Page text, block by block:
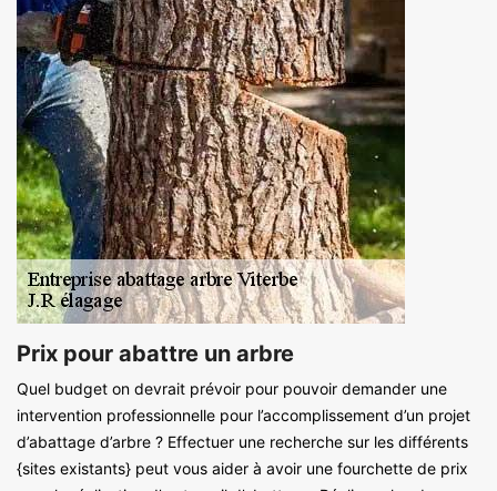
Prix pour abattre un arbre
Quel budget on devrait prévoir pour pouvoir demander une
intervention professionnelle pour l’accomplissement d’un projet
d’abattage d’arbre ? Effectuer une recherche sur les différents
{sites existants} peut vous aider à avoir une fourchette de prix